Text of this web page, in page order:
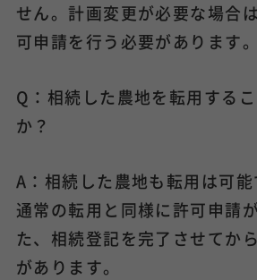
せん。計画変更が必要な場合
可申請を行う必要があります。
Q：相続した農地を転用する
か？
A：相続した農地も転用は可能
通常の転用と同様に許可申請
た、相続登記を完了させてか
があります。